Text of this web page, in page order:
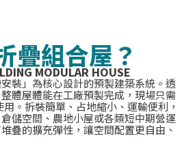
疊組合屋？
MODULAR HOUSE
裝」為核心設計的預製建築系統。透
體屋體能在工廠預製完成，現場只需
。拆裝簡單、占地縮小、運輸便利，
儲空間、農地小屋或各類短中期營運
疊的擴充彈性，讓空間配置更自由、